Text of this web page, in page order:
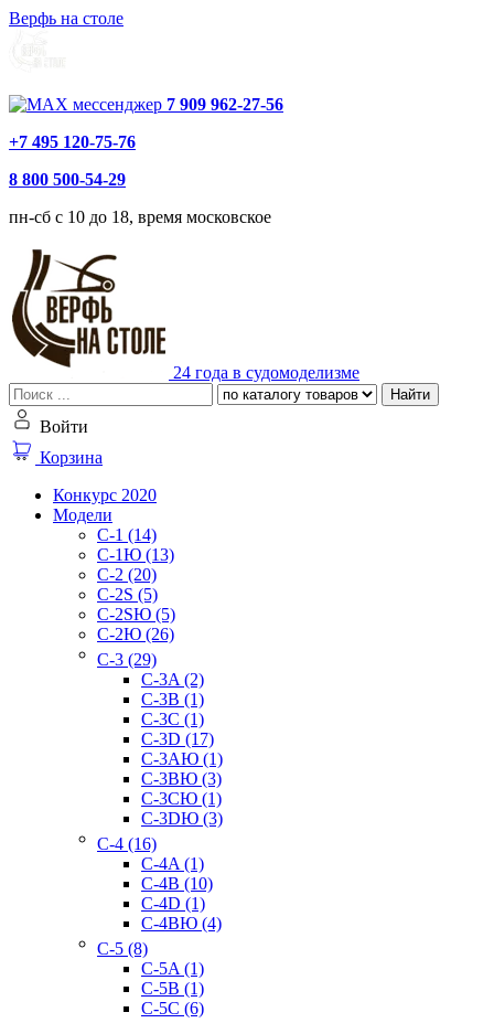
Верфь на столе
7 909 962-27-56
+7 495 120-75-76
8 800 500-54-29
пн-сб с 10 до 18, время московское
24 года в судомоделизме
Найти
Войти
Корзина
Конкурс 2020
Модели
C-1 (14)
C-1Ю (13)
C-2 (20)
C-2S (5)
C-2SЮ (5)
C-2Ю (26)
C-3 (29)
C-3A (2)
C-3B (1)
C-3C (1)
C-3D (17)
C-3AЮ (1)
C-3BЮ (3)
C-3CЮ (1)
C-3DЮ (3)
C-4 (16)
C-4A (1)
C-4B (10)
C-4D (1)
C-4BЮ (4)
C-5 (8)
C-5A (1)
C-5B (1)
C-5C (6)